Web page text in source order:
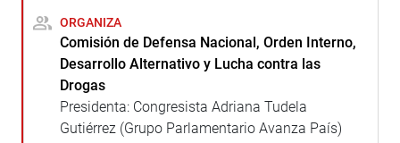
ORGANIZA
Comisión de Defensa Nacional, Orden Interno,
Desarrollo Alternativo y Lucha contra las
Drogas
Presidenta: Congresista Adriana Tudela
Gutiérrez (Grupo Parlamentario Avanza País)